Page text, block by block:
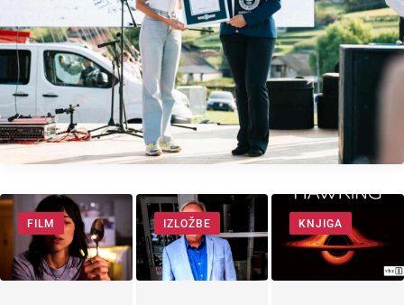
FILM IZLOŽBE KNJIGA